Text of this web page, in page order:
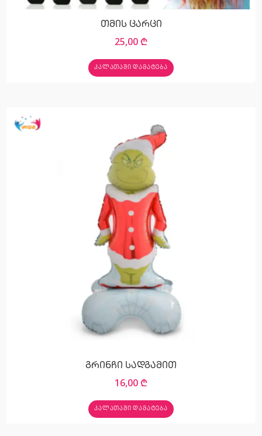
თმის ცარცი
25,00 ₾
ᲙᲐᲚᲐᲗᲐᲨᲘ ᲓᲐᲛᲐᲢᲔᲑᲐ
გრინჩი სადგამით
16,00 ₾
ᲙᲐᲚᲐᲗᲐᲨᲘ ᲓᲐᲛᲐᲢᲔᲑᲐ